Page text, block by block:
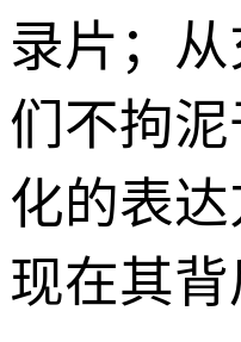
录片；
们不拘
化的表
现在其